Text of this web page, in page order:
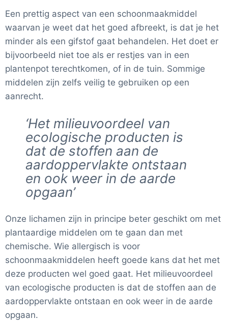
Een prettig aspect van een schoonmaakmiddel
waarvan je weet dat het goed afbreekt, is dat je het
minder als een gifstof gaat behandelen. Het doet er
bijvoorbeeld niet toe als er restjes van in een
plantenpot terechtkomen, of in de tuin. Sommige
middelen zijn zelfs veilig te gebruiken op een
aanrecht.
‘Het milieuvoordeel van
ecologische producten is
dat de stoffen aan de
aardoppervlakte ontstaan
en ook weer in de aarde
opgaan’
Onze lichamen zijn in principe beter geschikt om met
plantaardige middelen om te gaan dan met
chemische. Wie allergisch is voor
schoonmaakmiddelen heeft goede kans dat het met
deze producten wel goed gaat. Het milieuvoordeel
van ecologische producten is dat de stoffen aan de
aardoppervlakte ontstaan en ook weer in de aarde
opgaan.